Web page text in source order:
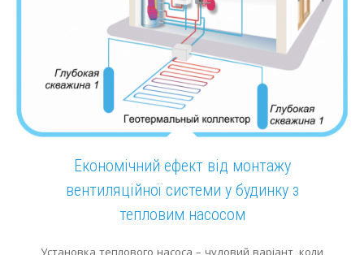
Економічний ефект від монтажу
вентиляційної системи у будинку з
тепловим насосом
Установка теплового насоса – чудовий варіант, коли